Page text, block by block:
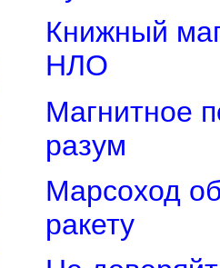
Книжный
НЛО
Магнитное
разум
Марсоход
ракету